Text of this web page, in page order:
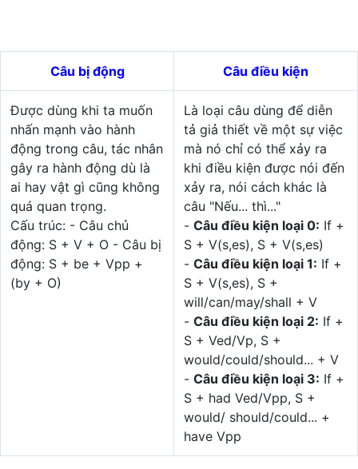
Câu bị động Câu điều kiện
Được dùng khi ta muốn
nhấn mạnh vào hành
động trong câu, tác nhân
gây ra hành động dù là
ai hay vật gì cũng không
quá quan trọng.
Cấu trúc: - Câu chủ
động: S + V + O - Câu bị
động: S + be + Vpp +
(by + O)
Là loại câu dùng để diễn
tả giả thiết về một sự việc
mà nó chỉ có thể xảy ra
khi điều kiện được nói đến
xảy ra, nói cách khác là
câu "Nếu... thì..."
- Câu điều kiện loại 0: If +
S + V(s,es), S + V(s,es)
- Câu điều kiện loại 1: If +
S + V(s,es), S +
will/can/may/shall + V
- Câu điều kiện loại 2: If +
S + Ved/Vp, S +
would/could/should... + V
- Câu điều kiện loại 3: If +
S + had Ved/Vpp, S +
would/ should/could... +
have Vpp